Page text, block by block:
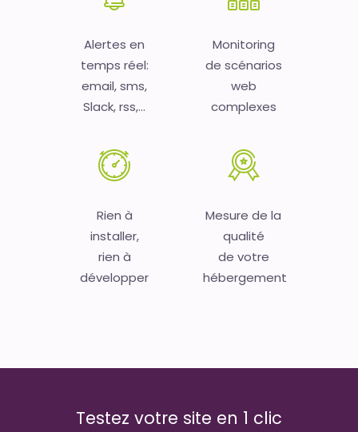
Alertes en
temps réel:
email, sms,
Slack, rss,...
Monitoring
de scénarios
web
complexes
Rien à
installer,
rien à
développer
Mesure de la
qualité
de votre
hébergement
Testez votre site en 1 clic